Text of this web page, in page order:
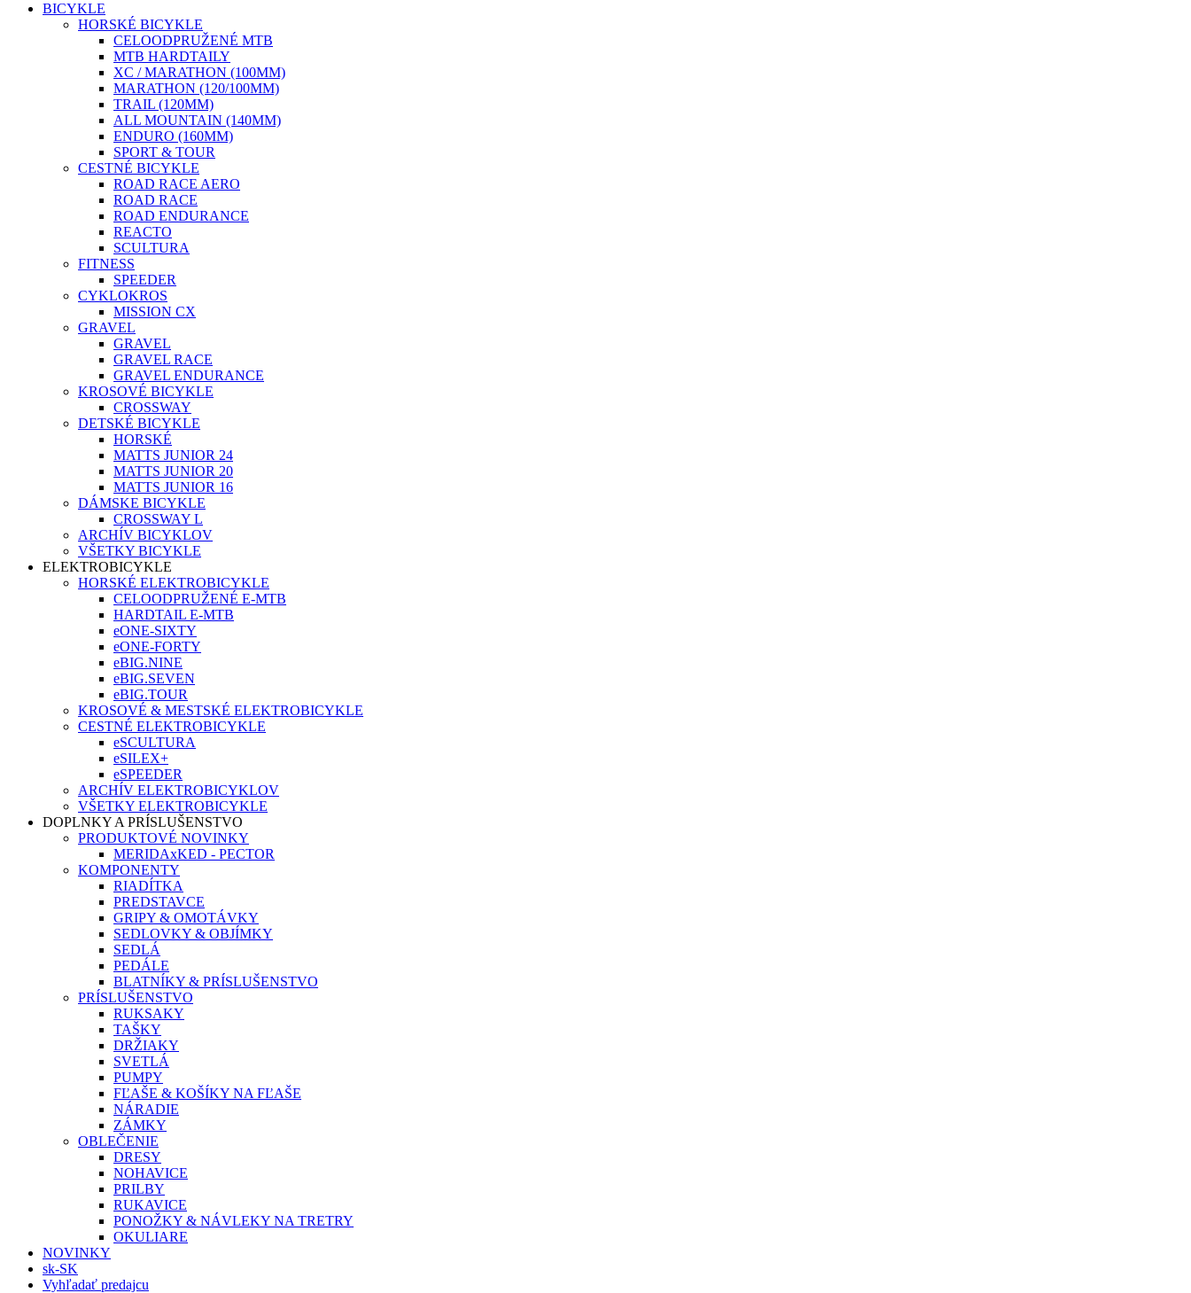
BICYKLE
HORSKÉ BICYKLE
CELOODPRUŽENÉ MTB
MTB HARDTAILY
XC / MARATHON (100MM)
MARATHON (120/100MM)
TRAIL (120MM)
ALL MOUNTAIN (140MM)
ENDURO (160MM)
SPORT & TOUR
CESTNÉ BICYKLE
ROAD RACE AERO
ROAD RACE
ROAD ENDURANCE
REACTO
SCULTURA
FITNESS
SPEEDER
CYKLOKROS
MISSION CX
GRAVEL
GRAVEL
GRAVEL RACE
GRAVEL ENDURANCE
KROSOVÉ BICYKLE
CROSSWAY
DETSKÉ BICYKLE
HORSKÉ
MATTS JUNIOR 24
MATTS JUNIOR 20
MATTS JUNIOR 16
DÁMSKE BICYKLE
CROSSWAY L
ARCHÍV BICYKLOV
VŠETKY BICYKLE
ELEKTROBICYKLE
HORSKÉ ELEKTROBICYKLE
CELOODPRUŽENÉ E-MTB
HARDTAIL E-MTB
eONE-SIXTY
eONE-FORTY
eBIG.NINE
eBIG.SEVEN
eBIG.TOUR
KROSOVÉ & MESTSKÉ ELEKTROBICYKLE
CESTNÉ ELEKTROBICYKLE
eSCULTURA
eSILEX+
eSPEEDER
ARCHÍV ELEKTROBICYKLOV
VŠETKY ELEKTROBICYKLE
DOPLNKY A PRÍSLUŠENSTVO
PRODUKTOVÉ NOVINKY
MERIDAxKED - PECTOR
KOMPONENTY
RIADÍTKA
PREDSTAVCE
GRIPY & OMOTÁVKY
SEDLOVKY & OBJÍMKY
SEDLÁ
PEDÁLE
BLATNÍKY & PRÍSLUŠENSTVO
PRÍSLUŠENSTVO
RUKSAKY
TAŠKY
DRŽIAKY
SVETLÁ
PUMPY
FĽAŠE & KOŠÍKY NA FĽAŠE
NÁRADIE
ZÁMKY
OBLEČENIE
DRESY
NOHAVICE
PRILBY
RUKAVICE
PONOŽKY & NÁVLEKY NA TRETRY
OKULIARE
NOVINKY
sk-SK
Vyhľadať predajcu